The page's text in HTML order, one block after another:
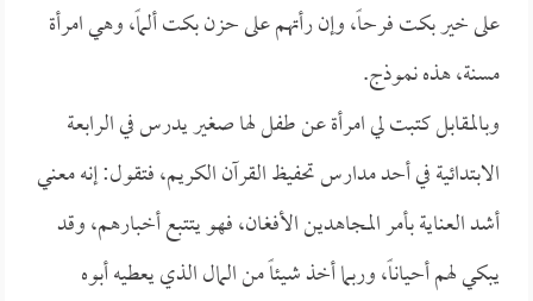
على خير بكت فرحاً، وإن رأتهم على حزن بكت ألماً، وهي امرأة
مسنة، هذه نموذج.
وبالمقابل كتبت لي امرأة عن طفل لها صغير يدرس في الرابعة
الابتدائية في أحد مدارس تحفيظ القرآن الكريم، فتقول: إنه معني
أشد العناية بأمر المجاهدين الأفغان، فهو يتتبع أخبارهم، وقد
يبكي لهم أحياناً، وربما أخذ شيئاً من المال الذي يعطيه أبوه